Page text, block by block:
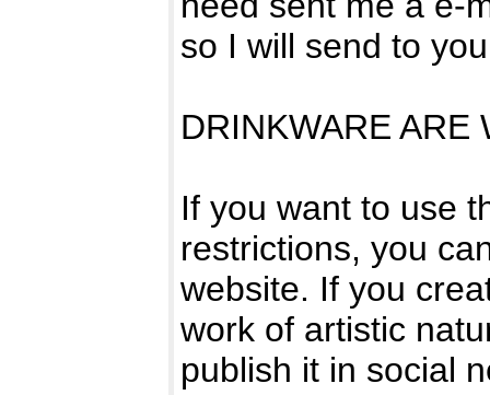
so I will send to
DRINKWARE ARE
If you want to use
restrictions, you
website. If you
work of artistic
publish it in social